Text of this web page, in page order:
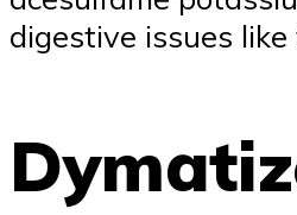
digestive issues